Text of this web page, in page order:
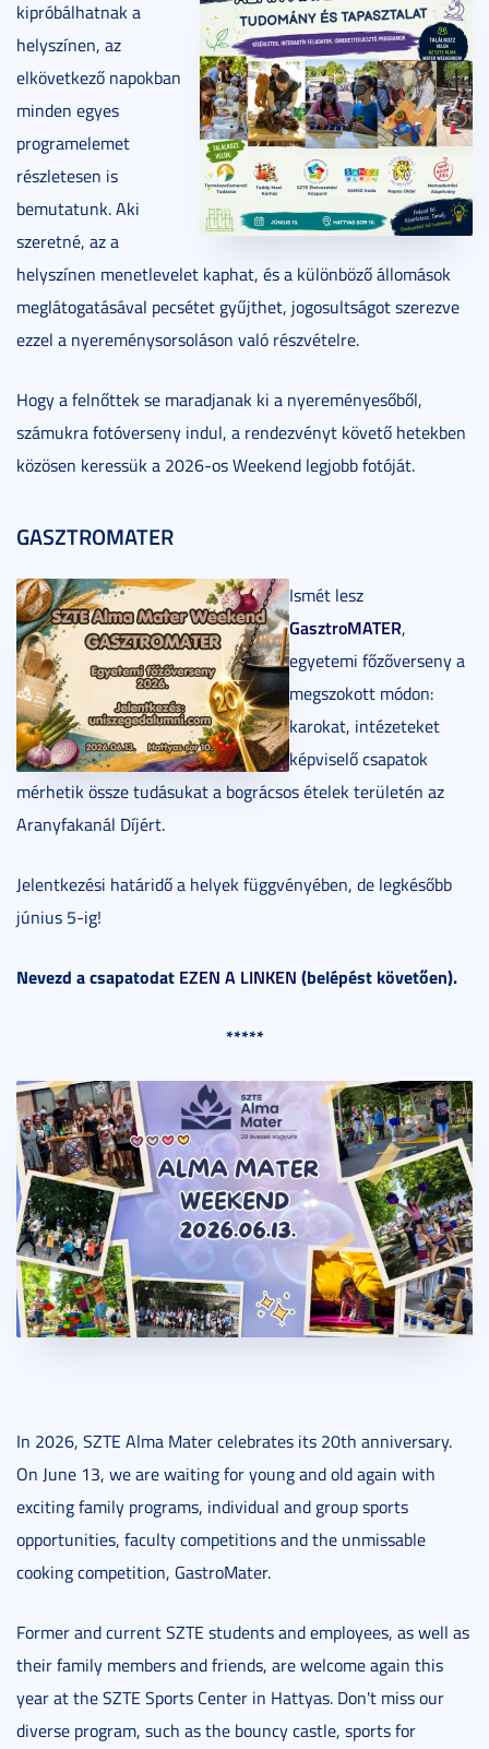
kipróbálhatnak a
helyszínen, az
elkövetkező napokban
minden egyes
programelemet
részletesen is
bemutatunk. Aki
szeretné, az a
helyszínen menetlevelet kaphat, és a különböző állomások
meglátogatásával pecsétet gyűjthet, jogosultságot szerezve
ezzel a nyereménysorsoláson való részvételre.
Hogy a felnőttek se maradjanak ki a nyereményesőből,
számukra fotóverseny indul, a rendezvényt követő hetekben
közösen keressük a 2026-os Weekend legjobb fotóját.
GASZTROMATER
Ismét lesz
GasztroMATER,
egyetemi főzőverseny a
megszokott módon:
karokat, intézeteket
képviselő csapatok
mérhetik össze tudásukat a bográcsos ételek területén az
Aranyfakanál Díjért.
Jelentkezési határidő a helyek függvényében, de legkésőbb
június 5-ig!
Nevezd a csapatodat EZEN A LINKEN (belépést követően).
*****
In 2026, SZTE Alma Mater celebrates its 20th anniversary.
On June 13, we are waiting for young and old again with
exciting family programs, individual and group sports
opportunities, faculty competitions and the unmissable
cooking competition, GastroMater.
Former and current SZTE students and employees, as well as
their family members and friends, are welcome again this
year at the SZTE Sports Center in Hattyas. Don't miss our
diverse program, such as the bouncy castle, sports for